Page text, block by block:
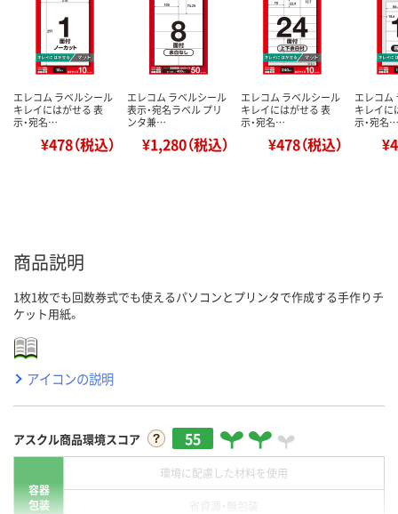
エレコム ラベルシール
キレイにはがせる 表
示・宛名…
¥478（税込）
エレコム ラベルシール
表示・宛名ラベル プリ
ンタ兼…
¥1,280（税込）
エレコム ラベルシール
キレイにはがせる 表
示・宛名…
¥478（税込）
エレコム
キレイに
示・宛名…
商品説明
1枚1枚でも回数券式でも使えるパソコンとプリンタで作成する手作りチ
ケット用紙。
アイコンの説明
アスクル商品環境スコア 55
容器
包装
環境に配慮した材料を使用